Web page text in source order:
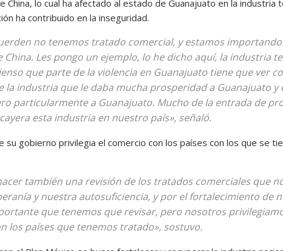
lo cual ha afectado al estado de Guanajuato en la industria
ha contribuido en la inseguridad.
no tenemos tratado comercial, y estamos importando
Les pongo un ejemplo, lo he dicho aquí, la industria
que parte de la violencia en Guanajuato tiene que ver
la industria que le daba mucha prosperidad a Guanajuato y
particularmente a Guanajuato. Mucho de la entrada de
esta industria en nuestro país», señaló.
su gobierno privilegia el comercio con los países con los que se
también una revisión de los tratados comerciales que
y nuestra autosuficiencia, y por el fortalecimiento de
que tenemos que revisar, pero nosotros
los países que tenemos tratado», sostuvo.